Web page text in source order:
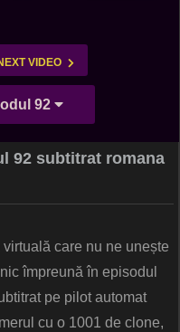
VIDEO
92
92 subtitrat romana
care nu ne unește
împreună în episodul
pe pilot automat
cu o 1001 de clone,